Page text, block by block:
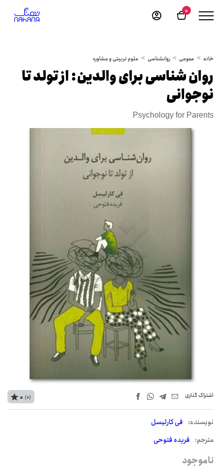
0
خانه عمومی روانشناسی علوم تربیتی و مشاوره
روان شناسی برای والدین: از تولد تا
نوجوانی
Psychology for Parents
اشتراک‌ گذاری
نويسنده: فی کارلیسل
مترجم: فریده فتوحی
0 (0)
ناموجود